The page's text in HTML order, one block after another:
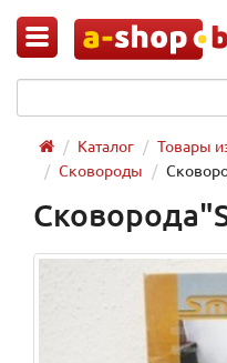
Каталог Товары
Сковороды